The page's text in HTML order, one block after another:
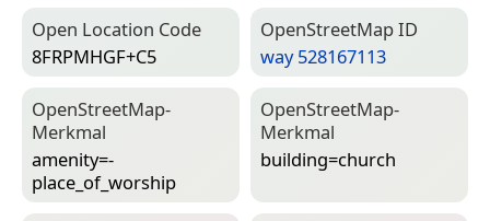
Open Location Code
8FRPMHGF+C5
Open­Street­Map ID
way 528167113
Open­Street­Map-
Merkmal
amenity=­
place_of_worship
Open­Street­Map-
Merkmal
building=­church